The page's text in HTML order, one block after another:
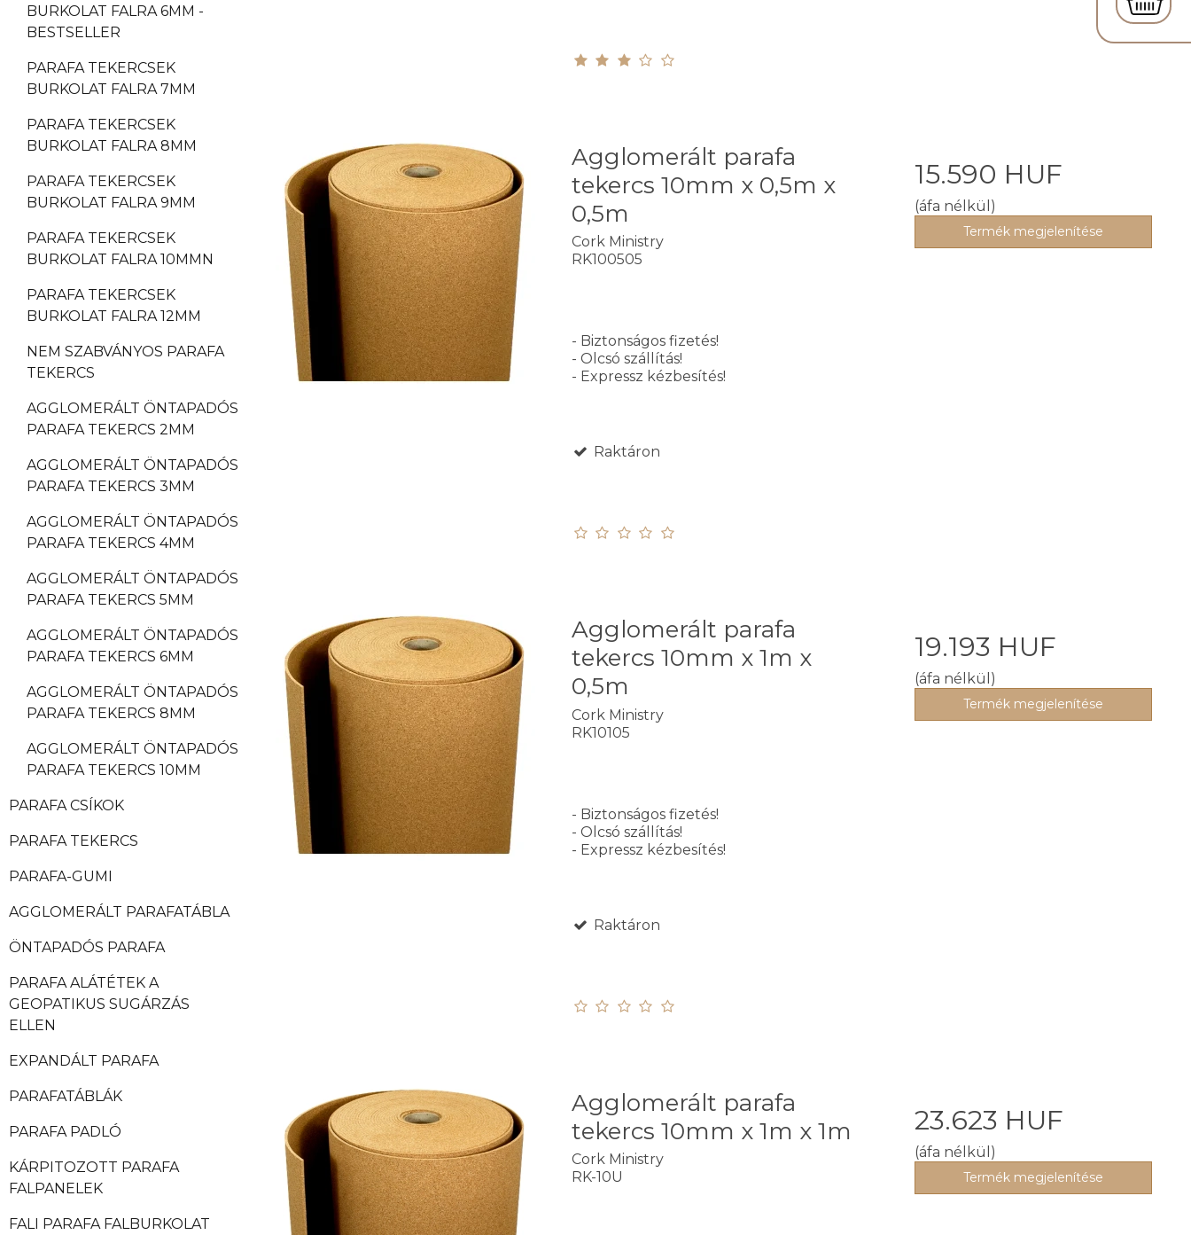
BURKOLAT FALRA 6MM -
BESTSELLER
PARAFA TEKERCSEK
BURKOLAT FALRA 7MM
PARAFA TEKERCSEK
BURKOLAT FALRA 8MM
PARAFA TEKERCSEK
BURKOLAT FALRA 9MM
PARAFA TEKERCSEK
BURKOLAT FALRA 10MMN
PARAFA TEKERCSEK
BURKOLAT FALRA 12MM
NEM SZABVÁNYOS PARAFA
TEKERCS
AGGLOMERÁLT ÖNTAPADÓS
PARAFA TEKERCS 2MM
AGGLOMERÁLT ÖNTAPADÓS
PARAFA TEKERCS 3MM
AGGLOMERÁLT ÖNTAPADÓS
PARAFA TEKERCS 4MM
AGGLOMERÁLT ÖNTAPADÓS
PARAFA TEKERCS 5MM
AGGLOMERÁLT ÖNTAPADÓS
PARAFA TEKERCS 6MM
AGGLOMERÁLT ÖNTAPADÓS
PARAFA TEKERCS 8MM
AGGLOMERÁLT ÖNTAPADÓS
PARAFA TEKERCS 10MM
PARAFA CSÍKOK
PARAFA TEKERCS
PARAFA-GUMI
AGGLOMERÁLT PARAFATÁBLA
ÖNTAPADÓS PARAFA
PARAFA ALÁTÉTEK A
GEOPATIKUS SUGÁRZÁS
ELLEN
EXPANDÁLT PARAFA
PARAFATÁBLÁK
PARAFA PADLÓ
KÁRPITOZOTT PARAFA
FALPANELEK
FALI PARAFA FALBURKOLAT
Agglomerált parafa
tekercs 10mm x 0,5m x
0,5m
Cork Ministry
RK100505
- Biztonságos fizetés!
- Olcsó szállítás!
- Expressz kézbesítés!
Raktáron
15.590 HUF
(áfa nélkül)
Termék megjelenítése
Agglomerált parafa
tekercs 10mm x 1m x
0,5m
Cork Ministry
RK10105
- Biztonságos fizetés!
- Olcsó szállítás!
- Expressz kézbesítés!
Raktáron
19.193 HUF
(áfa nélkül)
Termék megjelenítése
Agglomerált parafa
tekercs 10mm x 1m x 1m
Cork Ministry
RK-10U
23.623 HUF
(áfa nélkül)
Termék megjelenítése